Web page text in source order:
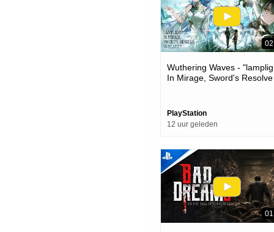
Wuthering Waves -
In Mirage, Sword's
PlayStation
12 uur geleden